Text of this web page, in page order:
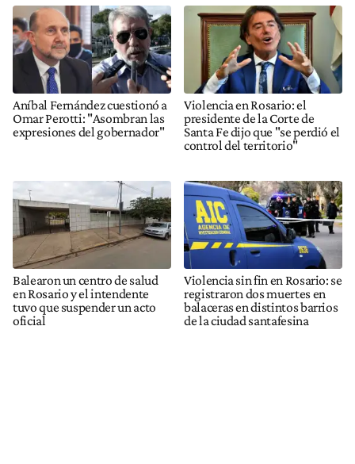
Aníbal Fernández cuestionó a
Omar Perotti: "Asombran las
expresiones del gobernador"
Violencia en Rosario: el
presidente de la Corte de
Santa Fe dijo que "se perdió el
control del territorio"
Balearon un centro de salud
en Rosario y el intendente
tuvo que suspender un acto
oficial
Violencia sin fin en Rosario: se
registraron dos muertes en
balaceras en distintos barrios
de la ciudad santafesina